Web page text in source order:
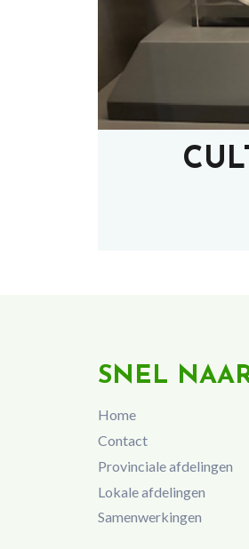
SNEL
Home
Contact
Provinciale afdelingen
Lokale afdelingen
Samenwerkingen